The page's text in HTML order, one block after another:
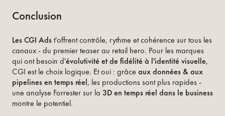
Conclusion
Les CGI Adst'offrent contrôle, rythme et cohérence sur tous les
canaux - du premier teaser au retail hero. Pour les marques
qui ont besoin d'évolutivité et de fidélité à l'identité visuelle,
CGI est le choix logique. Et oui : grâce aux données & aux
pipelines en temps réel, les productions sont plus rapides -
une analyse Forrester sur la 3D en temps réel dans le business
montre le potentiel.